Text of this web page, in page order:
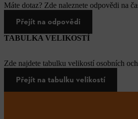
Máte dotaz? Zde naleznete odpovědi na
Přejít na odpovědi
TABULKA VELIKOSTÍ
Zde najdete tabulku velikostí osobních
Přejít na tabulku velikostí